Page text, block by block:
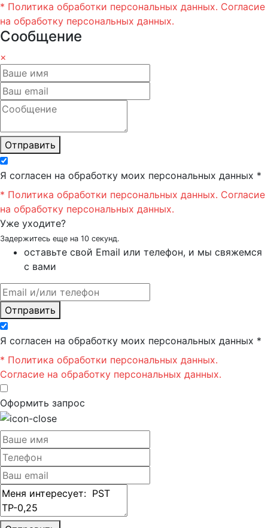
* Политика обработки персональных данных. Согласие
на обработку персональных данных.
Сообщение
×
Отправить
Я согласен на обработку моих персональных данных *
* Политика обработки персональных данных. Согласие
на обработку персональных данных.
Уже уходите?
Задержитесь еще на 10 секунд.
оставьте свой Email или телефон, и мы свяжемся
с вами
Отправить
Я согласен на обработку моих персональных данных *
* Политика обработки персональных данных.
Согласие на обработку персональных данных.
Оформить запрос